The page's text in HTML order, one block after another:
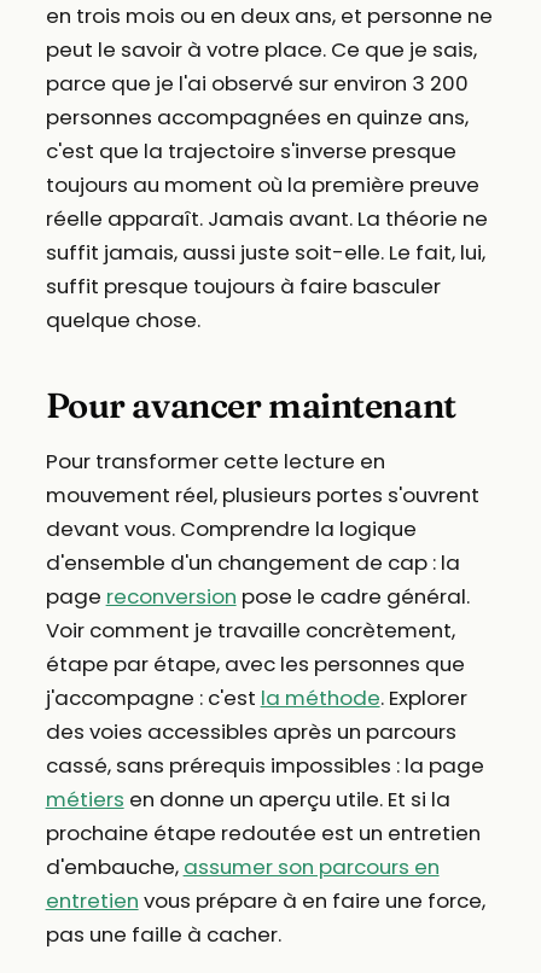
en trois mois ou en deux ans, et personne ne
peut le savoir à votre place. Ce que je sais,
parce que je l'ai observé sur environ 3 200
personnes accompagnées en quinze ans,
c'est que la trajectoire s'inverse presque
toujours au moment où la première preuve
réelle apparaît. Jamais avant. La théorie ne
suffit jamais, aussi juste soit-elle. Le fait, lui,
suffit presque toujours à faire basculer
quelque chose.
Pour avancer maintenant
Pour transformer cette lecture en
mouvement réel, plusieurs portes s'ouvrent
devant vous. Comprendre la logique
d'ensemble d'un changement de cap : la
page reconversion pose le cadre général.
Voir comment je travaille concrètement,
étape par étape, avec les personnes que
j'accompagne : c'est la méthode. Explorer
des voies accessibles après un parcours
cassé, sans prérequis impossibles : la page
métiers en donne un aperçu utile. Et si la
prochaine étape redoutée est un entretien
d'embauche, assumer son parcours en
entretien vous prépare à en faire une force,
pas une faille à cacher.